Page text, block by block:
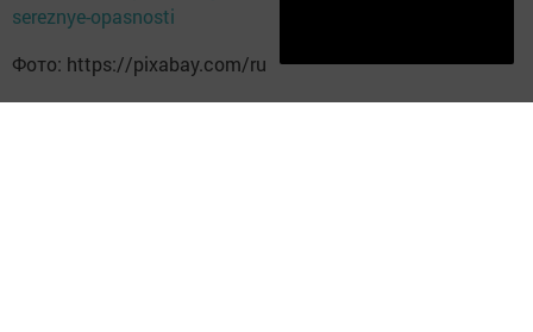
sereznye-opasnosti
Фото: https://pixabay.com/ru